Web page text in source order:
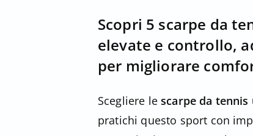
Scopri 5 scarpe da
elevate e controllo,
per migliorare
Scegliere lescarpe da tennis
pratichi questo sport con